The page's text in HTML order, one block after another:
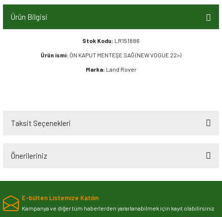
Ürün Bilgisi
Stok Kodu: LR151886
Ürün ismi: ÖN KAPUT MENTEŞE SAĞ (NEW VOGUE 22>)
Marka: Land Rover
Taksit Seçenekleri
Önerileriniz
Bu ürünün fiyat bilgisi, resim, ürün açıklamalarında ve diğer konularda
iletebilirsiniz.
Görüş ve önerileriniz için teşekkür ederiz.
E-bülten Listemize Katılın
Kampanya ve diğer tüm haberlerden yararlanabilmek için kayıt olabilirsiniz